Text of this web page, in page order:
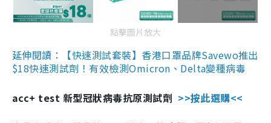
點擊圖片放大
延伸閱讀：【快速測試套裝】香港口罩品牌Savewo推出
$18快速測試劑！有效檢測Omicron、Delta變種病毒
acc+ test 新型冠狀病毒抗原測試劑 >>按此選購<<